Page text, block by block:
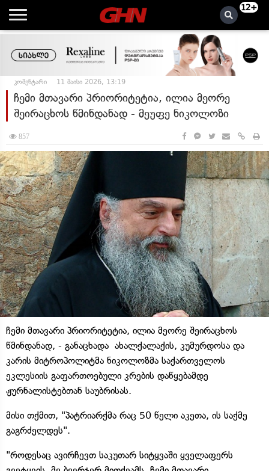
12+
კომენტარი 11 მაისი 2026, 13:19
ჩემი მთავარი პრიორიტეტია, ილია მეორე
შეირაცხოს წმინდანად - მეუფე ნიკოლოზი
857
ჩემი მთავარი პრიორიტეტია, ილია მეორე შეირაცხოს
წმინდანად, - განაცხადა ახალქალაქის, კუმურდოსა და
კარის მიტროპოლიტმა ნიკოლოზმა საქართველოს
ეკლესიის გაფართოებული კრების დაწყებამდე
ჟურნალისტებთან საუბრისას.
მისი თქმით, "პატრიარქმა რაც 50 წელი აკეთა, ის საქმე
გაგრძელდეს".
"როდესაც ავირჩევთ საკუთარ სიტყვაში ყველაფერს